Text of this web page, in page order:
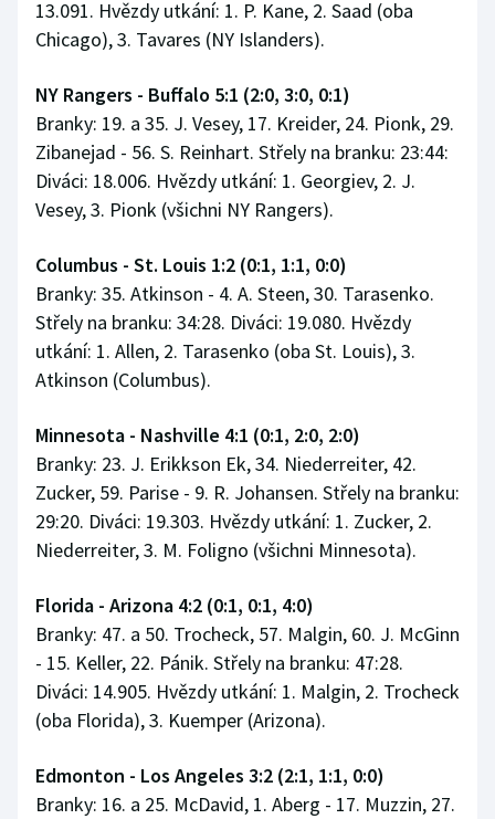
13.091. Hvězdy utkání: 1. P. Kane, 2. Saad (oba
Chicago), 3. Tavares (NY Islanders).
NY Rangers - Buffalo 5:1 (2:0, 3:0, 0:1)
Branky: 19. a 35. J. Vesey, 17. Kreider, 24. Pionk, 29.
Zibanejad - 56. S. Reinhart. Střely na branku: 23:44:
Diváci: 18.006. Hvězdy utkání: 1. Georgiev, 2. J.
Vesey, 3. Pionk (všichni NY Rangers).
Columbus - St. Louis 1:2 (0:1, 1:1, 0:0)
Branky: 35. Atkinson - 4. A. Steen, 30. Tarasenko.
Střely na branku: 34:28. Diváci: 19.080. Hvězdy
utkání: 1. Allen, 2. Tarasenko (oba St. Louis), 3.
Atkinson (Columbus).
Minnesota - Nashville 4:1 (0:1, 2:0, 2:0)
Branky: 23. J. Erikkson Ek, 34. Niederreiter, 42.
Zucker, 59. Parise - 9. R. Johansen. Střely na branku:
29:20. Diváci: 19.303. Hvězdy utkání: 1. Zucker, 2.
Niederreiter, 3. M. Foligno (všichni Minnesota).
Florida - Arizona 4:2 (0:1, 0:1, 4:0)
Branky: 47. a 50. Trocheck, 57. Malgin, 60. J. McGinn
- 15. Keller, 22. Pánik. Střely na branku: 47:28.
Diváci: 14.905. Hvězdy utkání: 1. Malgin, 2. Trocheck
(oba Florida), 3. Kuemper (Arizona).
Edmonton - Los Angeles 3:2 (2:1, 1:1, 0:0)
Branky: 16. a 25. McDavid, 1. Aberg - 17. Muzzin, 27.